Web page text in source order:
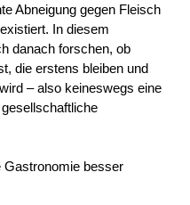
Abneigung gegen Fleisch
In diesem
danach forschen, ob
die erstens bleiben und
– also keineswegs eine
Gastronomie besser